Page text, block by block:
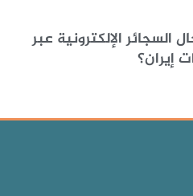
الإلكترونية عبر
إيران؟